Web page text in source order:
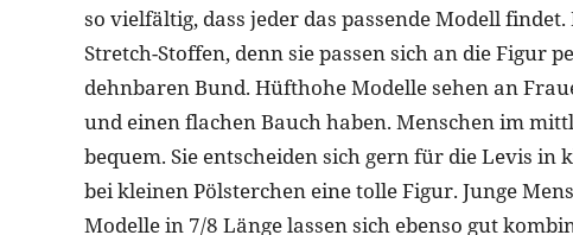
so vielfältig, dass jeder das passende Modell
Stretch-Stoffen, denn sie passen sich an die Figur
dehnbaren Bund. Hüfthohe Modelle sehen an
und einen flachen Bauch haben. Menschen im
bequem. Sie entscheiden sich gern für die Levis in
bei kleinen Pölsterchen eine tolle Figur. Junge
Modelle in 7/8 Länge lassen sich ebenso gut